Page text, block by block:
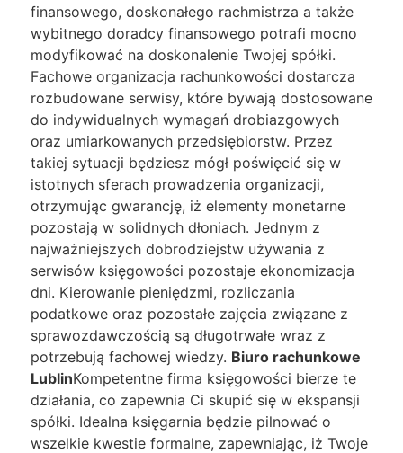
finansowego, doskonałego rachmistrza a także
wybitnego doradcy finansowego potrafi mocno
modyfikować na doskonalenie Twojej spółki.
Fachowe organizacja rachunkowości dostarcza
rozbudowane serwisy, które bywają dostosowane
do indywidualnych wymagań drobiazgowych
oraz umiarkowanych przedsiębiorstw. Przez
takiej sytuacji będziesz mógł poświęcić się w
istotnych sferach prowadzenia organizacji,
otrzymując gwarancję, iż elementy monetarne
pozostają w solidnych dłoniach. Jednym z
najważniejszych dobrodziejstw używania z
serwisów księgowości pozostaje ekonomizacja
dni. Kierowanie pieniędzmi, rozliczania
podatkowe oraz pozostałe zajęcia związane z
sprawozdawczością są długotrwałe wraz z
potrzebują fachowej wiedzy. Biuro rachunkowe
LublinKompetentne firma księgowości bierze te
działania, co zapewnia Ci skupić się w ekspansji
spółki. Idealna księgarnia będzie pilnować o
wszelkie kwestie formalne, zapewniając, iż Twoje